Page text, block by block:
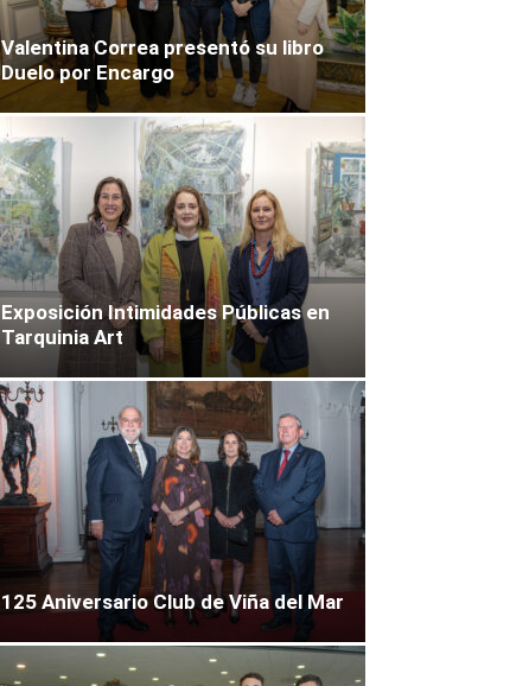
Valentina Correa presentó su libro
Duelo por Encargo
Exposición Intimidades Públicas en
Tarquinia Art
125 Aniversario Club de Viña del Mar